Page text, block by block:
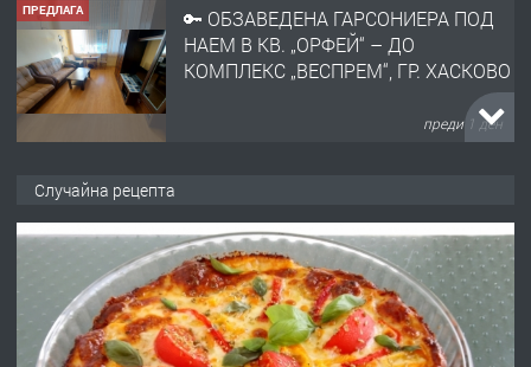
ПРЕДЛАГА
🔑 ОБЗАВЕДЕНА ГАРСОНИЕРА ПОД
НАЕМ В КВ. „ОРФЕЙ“ – ДО
КОМПЛЕКС „ВЕСПРЕМ“, ГР. ХАСКОВО
преди 1 ден
АПАРТАМЕНТ В ЦЕНТЪРА НА ГР.
ХАСКОВО
преди 2 дни
ПРЕДЛАГА Давам гараж под наем
Случайна рецепта